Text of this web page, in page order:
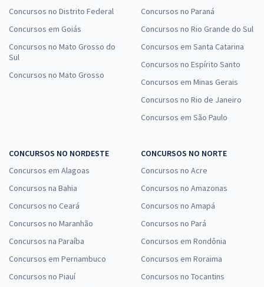
Concursos no Distrito Federal
Concursos em Goiás
Concursos no Mato Grosso do
Sul
Concursos no Mato Grosso
Concursos no Paraná
Concursos no Rio Grande do Sul
Concursos em Santa Catarina
Concursos no Espírito Santo
Concursos em Minas Gerais
Concursos no Rio de Janeiro
Concursos em São Paulo
CONCURSOS NO NORDESTE
Concursos em Alagoas
Concursos na Bahia
Concursos no Ceará
Concursos no Maranhão
Concursos na Paraíba
Concursos em Pernambuco
Concursos no Piauí
CONCURSOS NO NORTE
Concursos no Acre
Concursos no Amazonas
Concursos no Amapá
Concursos no Pará
Concursos em Rondônia
Concursos em Roraima
Concursos no Tocantins